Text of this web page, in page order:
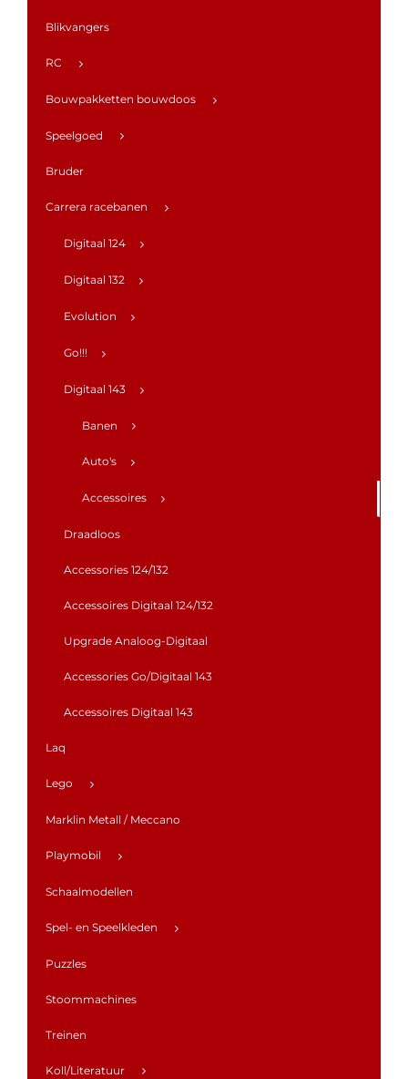
Blikvangers
RC
Bouwpakketten bouwdoos
Speelgoed
Bruder
Carrera racebanen
Digitaal 124
Digitaal 132
Evolution
Go!!!
Digitaal 143
Banen
Auto's
Accessoires
Draadloos
Accessories 124/132
Accessoires Digitaal 124/132
Upgrade Analoog-Digitaal
Accessories Go/Digitaal 143
Accessoires Digitaal 143
Laq
Lego
Marklin Metall / Meccano
Playmobil
Schaalmodellen
Spel- en Speelkleden
Puzzles
Stoommachines
Treinen
Koll/Literatuur